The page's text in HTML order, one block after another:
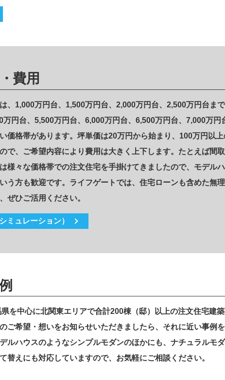
費用
、1,000万円台、1,500万円台、2,000万円台、2,500万円台ま
円台、5,500万円台、6,000万円台、6,500万円台、7,000万
価格帯があります。坪単価は20万円から始まり、100万円以
で、ご希望内容により費用は大きく上下します。たとえば間
様々な価格帯での注文住宅を手掛けてきましたので、モデル
う方も歓迎です。ライフゲートでは、住宅ローンも含めた無
ぜひご活用ください。
ミュレーション）
を中心に北関東エリアで合計200棟（邸）以上の注文住宅建
ご希望・想いをお知らせいただきましたら、それに近い事例
ルハウスのようなシンプルモダンのほかにも、ナチュラルモ
替えにも対応していますので、お気軽にご相談ください。